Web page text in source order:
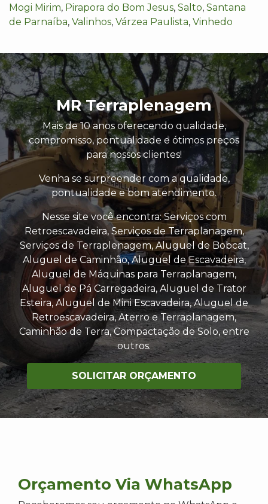
Mogi Mirim, Pirapora do Bom Jesus, Salto, Santana
de Parnaíba, Valinhos, Várzea Paulista, Vinhedo
MR Terraplenagem
Mais de 10 anos oferecendo qualidade,
compromisso, pontualidade e ótimos preços
para nossos clientes!
Venha se surpreender com a qualidade,
pontualidade e bom atendimento.
Nesse site você encontra: Serviços com
Retroescavadeira, Serviços de Terraplanagem,
Serviços de Terraplenagem, Aluguel de Bobcat,
Aluguel de Caminhão, Aluguel de Escavadeira,
Aluguel de Máquinas para Terraplanagem,
Aluguel de Pá Carregadeira, Aluguel de Trator
Esteira, Aluguel de Mini Escavadeira, Aluguel de
Retroescavadeira, Aterro e Terraplanagem,
Caminhão de Terra, Compactação de Solo, entre
outros.
SOLICITAR ORÇAMENTO
Orçamento Via WhatsApp